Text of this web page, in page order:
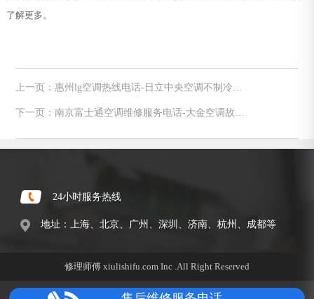
了解更多。
上一页：惠州lg空调热线电话-日立中央空调不制冷怎
下一页：南京富士通空调维修服务电话-大金空调故障
24小时服务热线
地址：上海、北京、广州、深圳、济南、杭州、成都等
修理师傅 xiulishifu.com Inc .All Right Reserved